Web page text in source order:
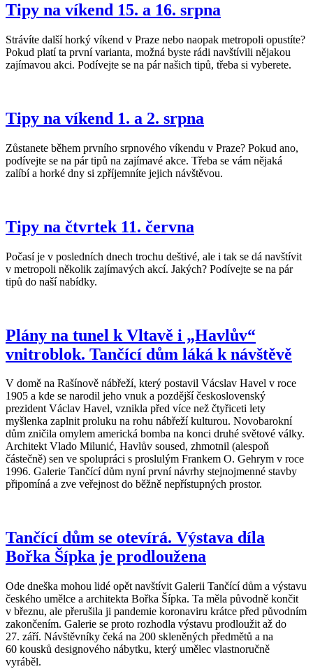
Tipy na víkend 15. a 16. srpna
Strávíte další horký víkend v Praze nebo naopak metropoli opustíte?
Pokud platí ta první varianta, možná byste rádi navštívili nějakou
zajímavou akci. Podívejte se na pár našich tipů, třeba si vyberete.
Tipy na víkend 1. a 2. srpna
Zůstanete během prvního srpnového víkendu v Praze? Pokud ano,
podívejte se na pár tipů na zajímavé akce. Třeba se vám nějaká
zalíbí a horké dny si zpříjemníte jejich návštěvou.
Tipy na čtvrtek 11. června
Počasí je v posledních dnech trochu deštivé, ale i tak se dá navštívit
v metropoli několik zajímavých akcí. Jakých? Podívejte se na pár
tipů do naší nabídky.
Plány na tunel k Vltavě i „Havlův“
vnitroblok. Tančící dům láká k návštěvě
V domě na Rašínově nábřeží, který postavil Vácslav Havel v roce
1905 a kde se narodil jeho vnuk a pozdější československý
prezident Václav Havel, vznikla před více než čtyřiceti lety
myšlenka zaplnit proluku na rohu nábřeží kulturou. Novobarokní
dům zničila omylem americká bomba na konci druhé světové války.
Architekt Vlado Milunić, Havlův soused, zhmotnil (alespoň
částečně) sen ve spolupráci s proslulým Frankem O. Gehrym v roce
1996. Galerie Tančící dům nyní první návrhy stejnojmenné stavby
připomíná a zve veřejnost do běžně nepřístupných prostor.
Tančící dům se otevírá. Výstava díla
Bořka Šípka je prodloužena
Ode dneška mohou lidé opět navštívit Galerii Tančící dům a výstavu
českého umělce a architekta Bořka Šípka. Ta měla původně končit
v březnu, ale přerušila ji pandemie koronaviru krátce před původním
zakončením. Galerie se proto rozhodla výstavu prodloužit až do
27. září. Návštěvníky čeká na 200 skleněných předmětů a na
60 kousků designového nábytku, který umělec vlastnoručně
vyráběl.